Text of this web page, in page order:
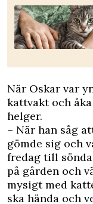
När Oskar var
kattvakt och
helger.
– När han såg
gömde sig och
fredag till
på gården och
mysigt med
ska hända och